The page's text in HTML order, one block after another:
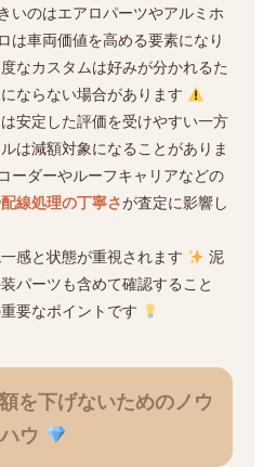
いのはエアロパーツやアルミホ
は車両価値を高める要素になり
なカスタムは好みが分かれるた
ならない場合があります
安定した評価を受けやすい一方
は減額対象になることがありま
ーダーやルーフキャリアなどの
線処理の丁寧さが査定に影響し
感と状態が重視されます
泥
パーツも含めて確認すること
要なポイントです
を下げないためのノウ
ハウ